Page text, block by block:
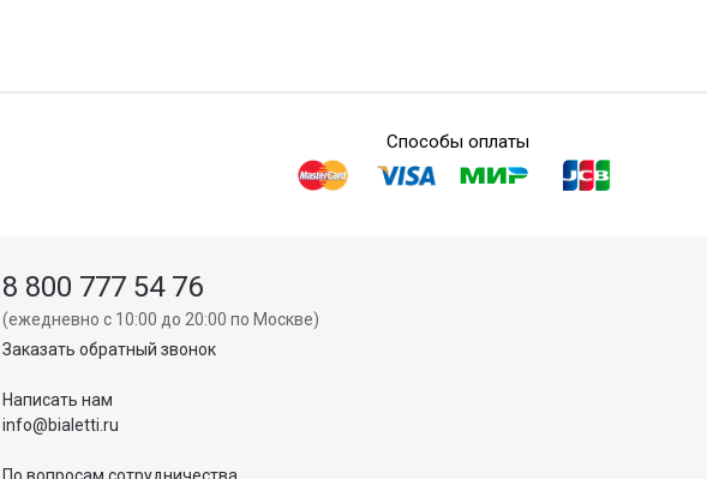
Способы оплаты
8 800 777 54 76
(ежедневно с 10:00 до 20:00 по Москве)
Заказать обратный звонок
Написать нам
info@bialetti.ru